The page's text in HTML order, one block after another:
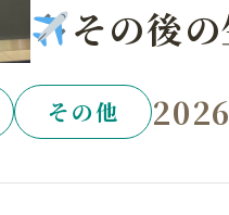
その後
その他